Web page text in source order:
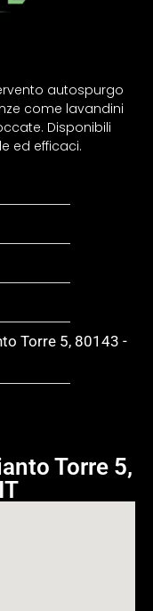
autospurgo
come lavandini
Disponibili
ed efficaci.
Torre 5, 80143 -
Torre 5,